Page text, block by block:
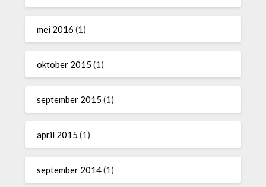
mei 2016 (1)
oktober 2015 (1)
september 2015 (1)
april 2015 (1)
september 2014(1)